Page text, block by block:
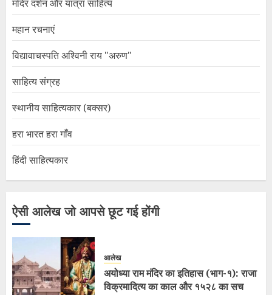
मंदिर दर्शन और यात्रा साहित्य
महान रचनाएं
विद्यावाचस्पति अश्विनी राय "अरुण"
साहित्य संग्रह
स्थानीय साहित्यकार (बक्सर)
हरा भारत हरा गाँव
हिंदी साहित्यकार
ऐसी आलेख जो आपसे छूट गई होंगी
आलेख
अयोध्या राम मंदिर का इतिहास (भाग-१): राजा
विक्रमादित्य का काल और १५२८ का सच